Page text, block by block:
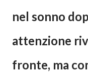
nel sonno
attenzione
fronte, ma